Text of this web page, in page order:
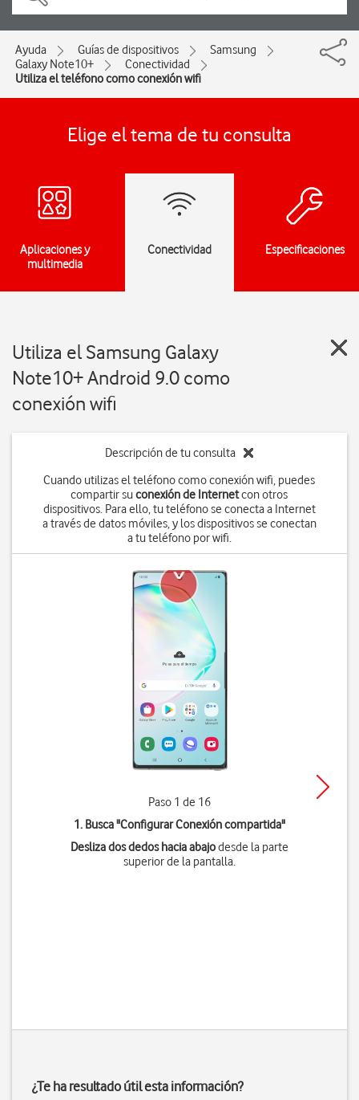
Ayuda Guías de dispositivos
Samsung
Galaxy Note10+
Conectividad
Utiliza el teléfono como conexión wifi
Elige el tema de tu consulta
Aplicaciones y
multimedia
Conectividad Especificaciones
Utiliza el Samsung Galaxy
Note10+ Android 9.0 como
conexión wifi
Descripción de tu consulta
Cuando utilizas el teléfono como conexión wifi, puedes
compartir suconexión de Internetcon otros
dispositivos. Para ello, tu teléfono se conecta a Internet
a través de datos móviles, y los dispositivos se conectan
a tu teléfono por wifi.
Paso 1 de 16
1. Busca "Configurar Conexión compartida"
Desliza dos dedos hacia abajodesde la parte
superior de la pantalla.
¿Te ha resultado útil esta información?